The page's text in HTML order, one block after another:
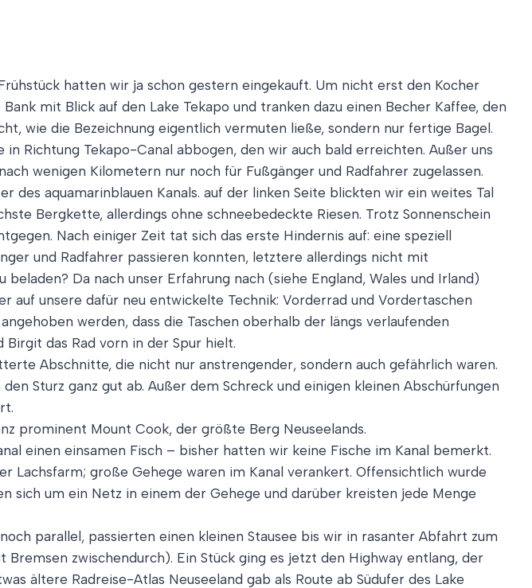
hatten wir ja schon gestern eingekauft. Um nicht erst den Kocher
mit Blick auf den Lake Tekapo und tranken dazu einen Becher Kaffee, den
wie die Bezeichnung eigentlich vermuten ließe, sondern nur fertige Bagel.
Richtung Tekapo-Canal abbogen, den wir auch bald erreichten. Außer uns
wenigen Kilometern nur noch für Fußgänger und Radfahrer zugelassen.
aquamarinblauen Kanals. auf der linken Seite blickten wir ein weites Tal
Bergkette, allerdings ohne schneebedeckte Riesen. Trotz Sonnenschein
Nach einiger Zeit tat sich das erste Hindernis auf: eine speziell
und Radfahrer passieren konnten, letztere allerdings nicht mit
Da nach unser Erfahrung nach (siehe England, Wales und Irland)
auf unsere dafür neu entwickelte Technik: Vorderrad und Vordertaschen
werden, dass die Taschen oberhalb der längs verlaufenden
das Rad vorn in der Spur hielt.
Abschnitte, die nicht nur anstrengender, sondern auch gefährlich waren.
Sturz ganz gut ab. Außer dem Schreck und einigen kleinen Abschürfungen
prominent Mount Cook, der größte Berg Neuseelands.
einen einsamen Fisch – bisher hatten wir keine Fische im Kanal bemerkt.
Lachsfarm; große Gehege waren im Kanal verankert. Offensichtlich wurde
sich um ein Netz in einem der Gehege und darüber kreisten jede Menge
parallel, passierten einen kleinen Stausee bis wir in rasanter Abfahrt zum
zwischendurch). Ein Stück ging es jetzt den Highway entlang, der
ältere Radreise-Atlas Neuseeland gab als Route ab Südufer des Lake